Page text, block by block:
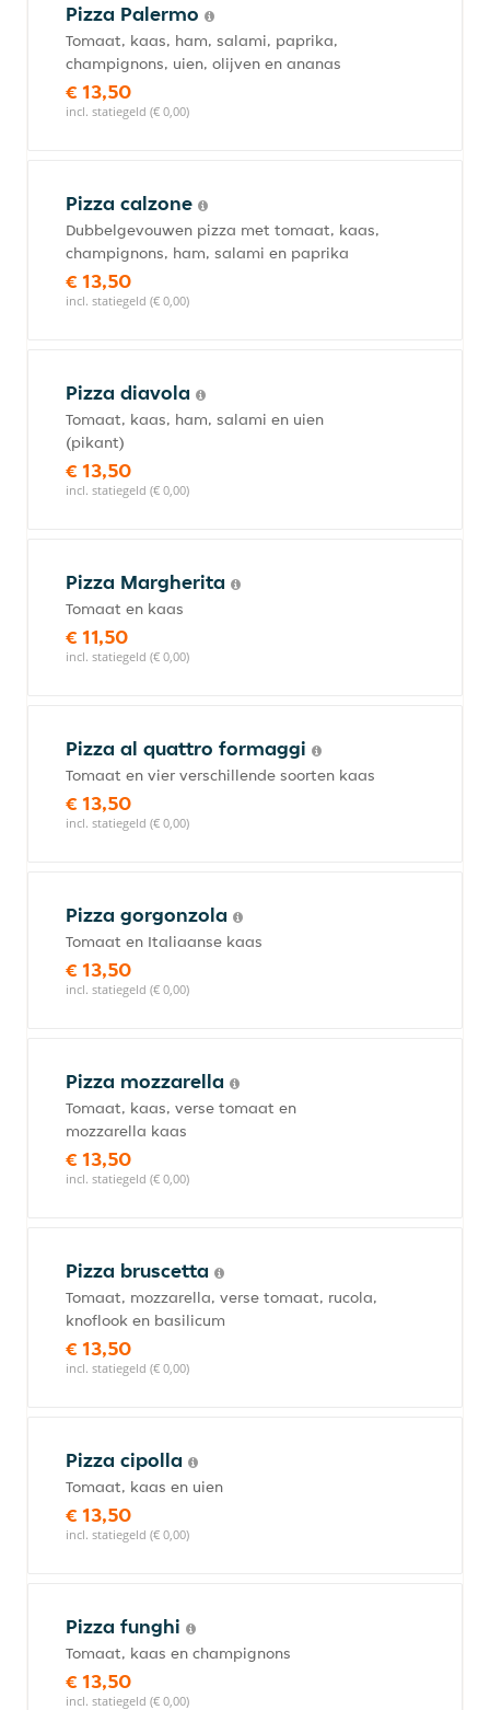
Pizza Palermo
Tomaat, kaas, ham, salami, paprika,
champignons, uien, olijven en ananas
€ 13,50
incl. statiegeld (€ 0,00)
Pizza calzone
Dubbelgevouwen pizza met tomaat, kaas,
champignons, ham, salami en paprika
€ 13,50
incl. statiegeld (€ 0,00)
Pizza diavola
Tomaat, kaas, ham, salami en uien
(pikant)
€ 13,50
incl. statiegeld (€ 0,00)
Pizza Margherita
Tomaat en kaas
€ 11,50
incl. statiegeld (€ 0,00)
Pizza al quattro formaggi
Tomaat en vier verschillende soorten kaas
€ 13,50
incl. statiegeld (€ 0,00)
Pizza gorgonzola
Tomaat en Italiaanse kaas
€ 13,50
incl. statiegeld (€ 0,00)
Pizza mozzarella
Tomaat, kaas, verse tomaat en
mozzarella kaas
€ 13,50
incl. statiegeld (€ 0,00)
Pizza bruscetta
Tomaat, mozzarella, verse tomaat, rucola,
knoflook en basilicum
€ 13,50
incl. statiegeld (€ 0,00)
Pizza cipolla
Tomaat, kaas en uien
€ 13,50
incl. statiegeld (€ 0,00)
Pizza funghi
Tomaat, kaas en champignons
€ 13,50
incl. statiegeld (€ 0,00)